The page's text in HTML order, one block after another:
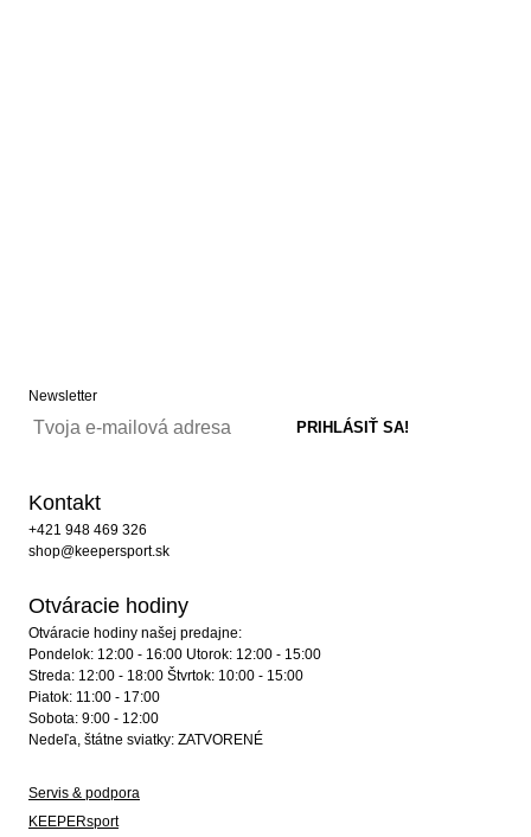
Newsletter
Kontakt
+421 948 469 326
shop@keepersport.sk
Otváracie hodiny
Otváracie hodiny našej predajne:
Pondelok: 12:00 - 16:00 Utorok: 12:00 - 15:00
Streda: 12:00 - 18:00 Štvrtok: 10:00 - 15:00
Piatok: 11:00 - 17:00
Sobota: 9:00 - 12:00
Nedeľa, štátne sviatky: ZATVORENÉ
Servis & podpora
KEEPERsport